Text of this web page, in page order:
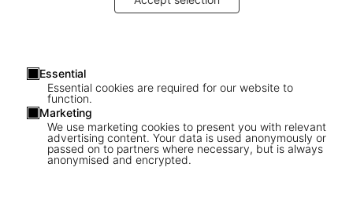
Essential
Essential cookies are required for our website to
function.
Marketing
We use marketing cookies to present you with relevant
advertising content. Your data is used anonymously or
passed on to partners where necessary, but is always
anonymised and encrypted.
1/17